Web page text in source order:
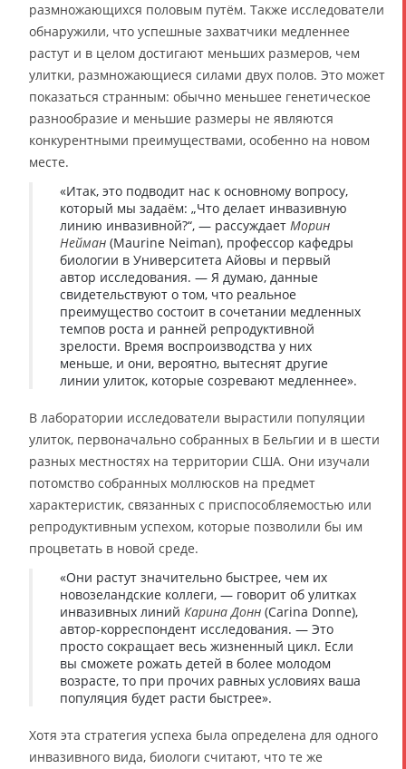
размножающихся половым путём. Также исследователи
обнаружили, что успешные захватчики медленнее
растут и в целом достигают меньших размеров, чем
улитки, размножающиеся силами двух полов. Это может
показаться странным: обычно меньшее генетическое
разнообразие и меньшие размеры не являются
конкурентными преимуществами, особенно на новом
месте.
«Итак, это подводит нас к основному вопросу,
который мы задаём: „Что делает инвазивную
линию инвазивной?“, — рассуждает Морин
Нейман (Maurine Neiman), профессор кафедры
биологии в Университета Айовы и первый
автор исследования. — Я думаю, данные
свидетельствуют о том, что реальное
преимущество состоит в сочетании медленных
темпов роста и ранней репродуктивной
зрелости. Время воспроизводства у них
меньше, и они, вероятно, вытеснят другие
линии улиток, которые созревают медленнее».
В лаборатории исследователи вырастили популяции
улиток, первоначально собранных в Бельгии и в шести
разных местностях на территории США. Они изучали
потомство собранных моллюсков на предмет
характеристик, связанных с приспособляемостью или
репродуктивным успехом, которые позволили бы им
процветать в новой среде.
«Они растут значительно быстрее, чем их
новозеландские коллеги, — говорит об улитках
инвазивных линий Карина Донн (Carina Donne),
автор-корреспондент исследования. — Это
просто сокращает весь жизненный цикл. Если
вы сможете рожать детей в более молодом
возрасте, то при прочих равных условиях ваша
популяция будет расти быстрее».
Хотя эта стратегия успеха была определена для одного
инвазивного вида, биологи считают, что те же